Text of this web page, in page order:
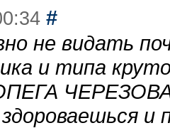
#
не видать
и типа
здороваешься